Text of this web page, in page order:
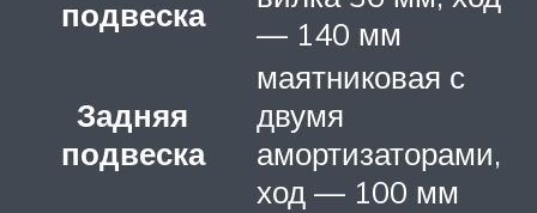
подвеска
— 140 мм
Задняя
подвеска
маятниковая с
двумя
амортизаторами,
ход — 100 мм